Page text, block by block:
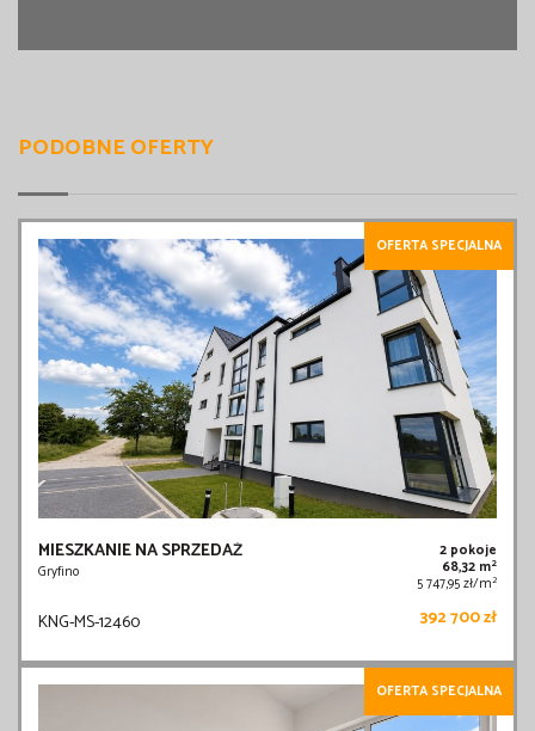
PODOBNE OFERTY
OFERTA SPECJALNA
MIESZKANIE NA SPRZEDAŻ
Gryfino
2 pokoje
68,32 m2
5 747,95 zł/m2
KNG-MS-12460 392 700 zł
OFERTA SPECJALNA